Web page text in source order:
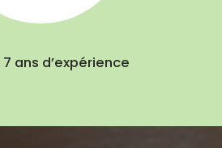
7 ans d’expérience